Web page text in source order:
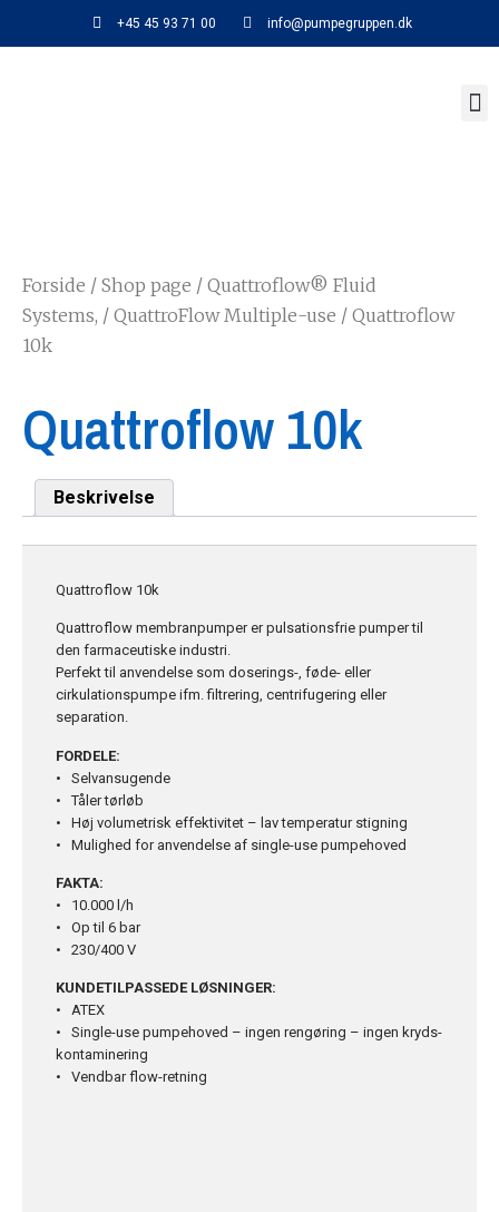
+45 45 93 71 00 info@pumpegruppen.dk
Forside / Shop page / Quattroflow® Fluid
Systems, / QuattroFlow Multiple-use / Quattroflow
10k
Quattroflow 10k
Beskrivelse
Quattroflow 10k
Quattroflow membranpumper er pulsationsfrie pumper til
den farmaceutiske industri.
Perfekt til anvendelse som doserings-, føde- eller
cirkulationspumpe ifm. filtrering, centrifugering eller
separation.
FORDELE:
• Selvansugende
• Tåler tørløb
• Høj volumetrisk effektivitet – lav temperatur stigning
• Mulighed for anvendelse af single-use pumpehoved
FAKTA:
• 10.000 l/h
• Op til 6 bar
• 230/400 V
KUNDETILPASSEDE LØSNINGER:
• ATEX
• Single-use pumpehoved – ingen rengøring – ingen kryds-
kontaminering
• Vendbar flow-retning